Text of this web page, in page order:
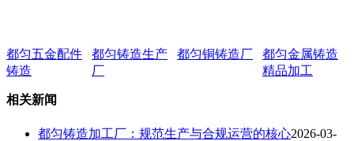
都匀五金配件
铸造
都匀铸造生产
厂
都匀铜铸造厂
都匀金属铸造
精品加工
相关新闻
都匀铸造加工厂：规范生产与合规运营的核心2026-03-